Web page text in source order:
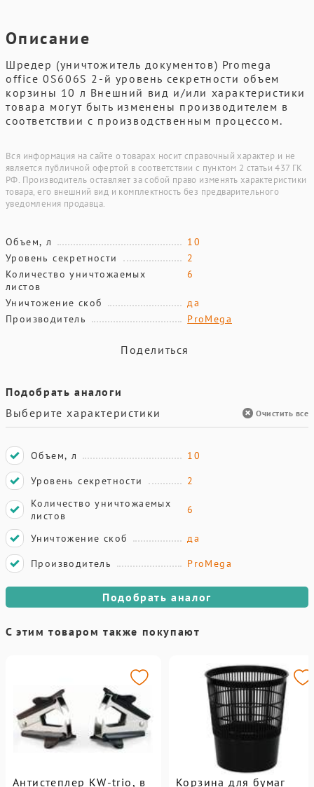
Описание
Шредер (уничтожитель документов) Promega
office 0S606S 2-й уровень секретности объем
корзины 10 л Внешний вид и/или характеристики
товара могут быть изменены производителем в
соответствии с производственным процессом.
Вся информация на сайте о товарах носит справочный характер и не
является публичной офертой в соответствии с пунктом 2 статьи 437 ГК
РФ. Производитель оставляет за собой право изменять характеристики
товара, его внешний вид и комплектность без предварительного
уведомления продавца.
Объем, л
10
Уровень секретности
2
Количество уничтожаемых
листов
6
Уничтожение скоб
да
Производитель
ProMega
Поделиться
Подобрать аналоги
Выберите характеристики
Очистить все
Объем, л
10
Уровень секретности
2
Количество уничтожаемых
листов
6
Уничтожение скоб
да
Производитель
ProMega
Подобрать аналог
С этим товаром также покупают
Антистеплер KW-trio, в Корзина для бумаг